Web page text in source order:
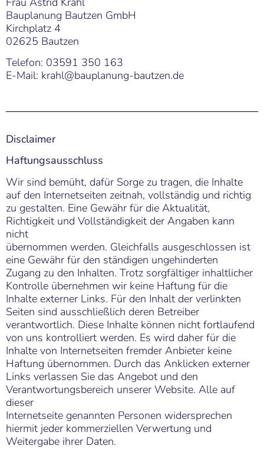
Bauplanung Bautzen GmbH
Kirchplatz 4
02625 Bautzen
Telefon: 03591 350 163
E-Mail: krahl@bauplanung-bautzen.de
Disclaimer
Haftungsausschluss
Wir sind bemüht, dafür Sorge zu tragen, die Inhalte
auf den Internetseiten zeitnah, vollständig und richtig
zu gestalten. Eine Gewähr für die Aktualität,
Richtigkeit und Vollständigkeit der Angaben kann
nicht
übernommen werden. Gleichfalls ausgeschlossen ist
eine Gewähr für den ständigen ungehinderten
Zugang zu den Inhalten. Trotz sorgfältiger inhaltlicher
Kontrolle übernehmen wir keine Haftung für die
Inhalte externer Links. Für den Inhalt der verlinkten
Seiten sind ausschließlich deren Betreiber
verantwortlich. Diese Inhalte können nicht fortlaufend
von uns kontrolliert werden. Es wird daher für die
Inhalte von Internetseiten fremder Anbieter keine
Haftung übernommen. Durch das Anklicken externer
Links verlassen Sie das Angebot und den
Verantwortungsbereich unserer Website. Alle auf
dieser
Internetseite genannten Personen widersprechen
hiermit jeder kommerziellen Verwertung und
Weitergabe ihrer Daten.